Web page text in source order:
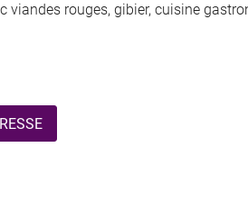
viandes rouges, gibier, cuisine